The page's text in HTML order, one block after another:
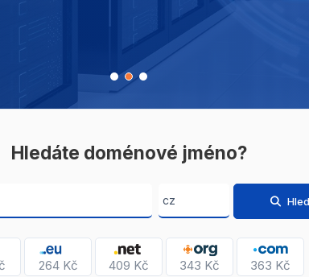
Hledáte doménové jméno?
264 Kč 409 Kč 343 Kč 363 Kč